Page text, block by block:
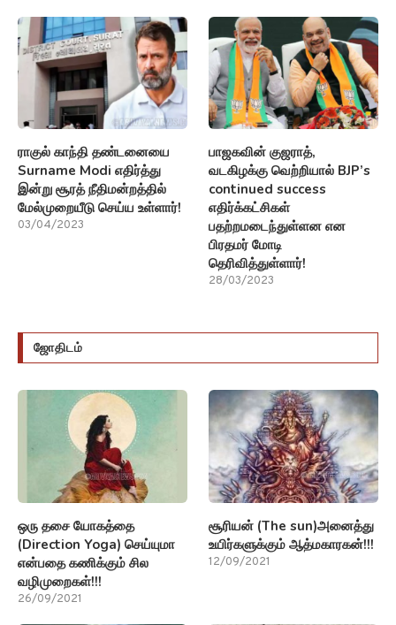
ராகுல் காந்தி தண்டனையை
Surname Modi எதிர்த்து
இன்று சூரத் நீதிமன்றத்தில்
மேல்முறையீடு செய்ய உள்ளார்!
03/04/2023
பாஜகவின் குஜராத்,
வடகிழக்கு வெற்றியால் BJP’s
continued success
எதிர்க்கட்சிகள்
பதற்றமடைந்துள்ளன என
பிரதமர் மோடி
தெரிவித்துள்ளார்!
28/03/2023
ஜோதிடம்
ஒரு தசை யோகத்தை
(Direction Yoga) செய்யுமா
என்பதை கணிக்கும் சில
வழிமுறைகள்!!!
26/09/2021
சூரியன் (The sun)அனைத்து
உயிர்களுக்கும் ஆத்மகாரகன்!!!
12/09/2021